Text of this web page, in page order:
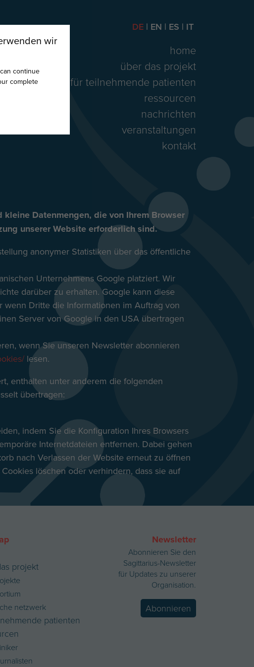
DE EN ES IT
home
über das projekt
für teilnehmende patienten
ressourcen
nachrichten
veranstaltungen
kontakt
Datenmengen, die von Ihrem Browser
unserer Website erforderlich sind.
anonymer Statistiken über das öffentliche
Unternehmens Google platziert. Wir
darüber zu erhalten. Google kann diese
Dritte die Informationen im Auftrag von
Server von Google in den USA übertragen
wenn Sie unseren Newsletter abonnieren
lesen.
enthalten unter anderem die folgenden
übertragen:
indem Sie die Konfiguration Ihres Browsers
Internetdateien entfernen. Dabei gehen
nach Verlassen der Website erneut zu öffnen
löschen oder verhindern, dass sie auf
projekt
netzwerk
patienten
Newsletter
Abonnieren Sie den
Sagittarius-Newsletter
für Updates zu unserer
Organisation.
Abonnieren
wir
continue
complete